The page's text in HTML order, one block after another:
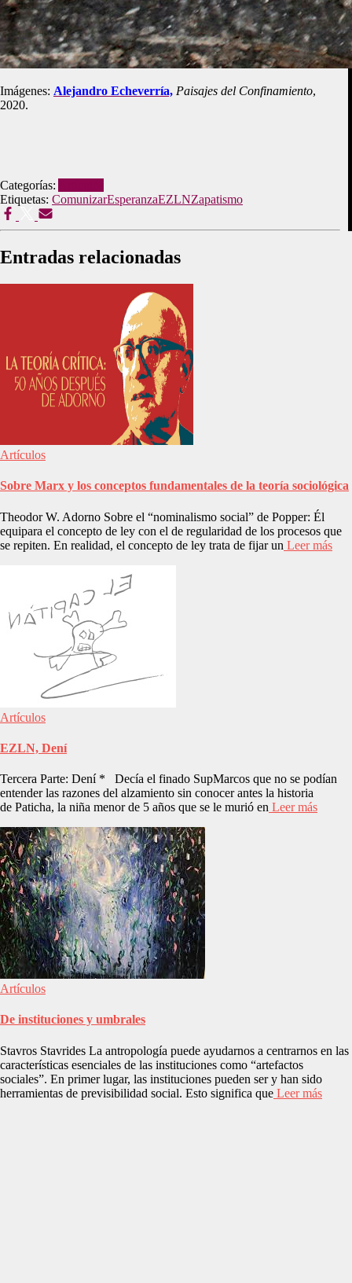
Imágenes: Alejandro Echeverría, Paisajes del Confinamiento,
2020.
Categorías:
Etiquetas: ComunizarEsperanzaEZLNZapatismo
Entradas relacionadas
Artículos
Sobre Marx y los conceptos fundamentales de la teoría sociológica
Theodor W. Adorno Sobre el “nominalismo social” de Popper: Él
equipara el concepto de ley con el de regularidad de los procesos que
se repiten. En realidad, el concepto de ley trata de fijar un Leer más
Artículos
EZLN, Dení
Tercera Parte: Dení * Decía el finado SupMarcos que no se podían
entender las razones del alzamiento sin conocer antes la historia
de Paticha, la niña menor de 5 años que se le murió en Leer más
Artículos
De instituciones y umbrales
Stavros Stavrides La antropología puede ayudarnos a centrarnos en las
características esenciales de las instituciones como “artefactos
sociales”. En primer lugar, las instituciones pueden ser y han sido
herramientas de previsibilidad social. Esto significa que Leer más